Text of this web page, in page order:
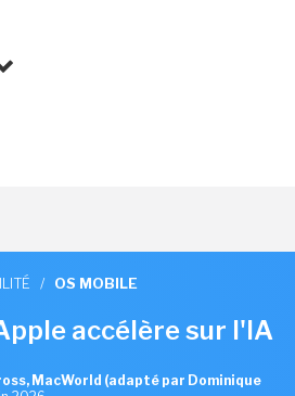
/ OS MOBILE
accélère sur l'IA
MacWorld (adapté par Dominique